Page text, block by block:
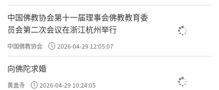
许方勇解读《了凡四训》（二五）
许方勇解读《了凡四训》（二六）
许方勇解读《了凡四训》（二七）
许方勇解读《了凡四训》（二八）
中国佛教协会第十一届理事会佛教教育委
员会第二次会议在浙江杭州举行
中国佛教协会 2026-04-29 12:05:07
向佛陀求婚
黄盖寺 2026-04-29 10:24:05